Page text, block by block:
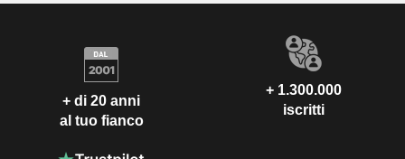
+ di 20 anni
al tuo fianco
+ 1.300.000
iscritti